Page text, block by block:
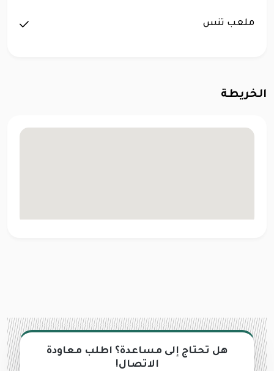
ملعب تنس
الخريطة
هل تحتاج إلى مساعدة؟ اطلب معاودة
الاتصال!